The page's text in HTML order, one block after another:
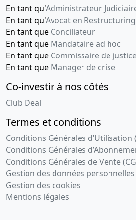
En tant qu'Administrateur
En tant qu'Avocat en Restructuring
En tant que Conciliateur
En tant que Mandataire ad hoc
En tant que Commissaire de justice
En tant que Manager de crise
Co-investir à nos côtés
Club Deal
Termes et conditions
Conditions Générales d’Utilisation
Conditions Générales
Conditions Générales de Vente
Gestion des données personnelles
Gestion des cookies
Mentions légales